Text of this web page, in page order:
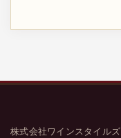
株式会社ワインスタイルズ